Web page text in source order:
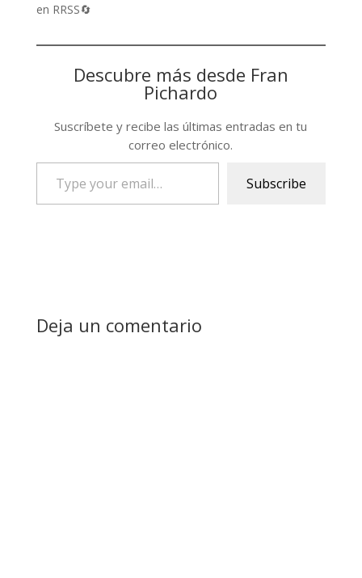
en RRSS🔄
Descubre más desde Fran
Pichardo
Suscríbete y recibe las últimas entradas en tu
correo electrónico.
email…
Subscribe
Deja un comentario